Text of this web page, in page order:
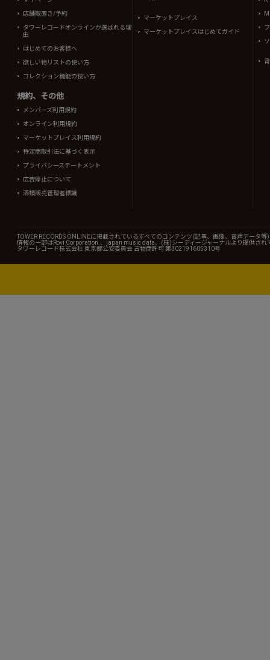
店舗取置き/予約
タワーレコードオンラインが選ばれる理
由
はじめてのお客様へ
欲しい物リストの使い方
コレクション機能の使い方
規約、その他
メンバーズ利用規約
オンライン利用規約
マーケットプレイス利用規約
特定商取引法に基づく表示
プライバシーステートメント
広告停止について
酒類販売管理者標識
マーケットプレイス
マーケットプレイスはじめてガイド
TOWER RECORDS ONLINEに掲載されているすべてのコンテンツ(記事、画像、音声データ
情報の一部はRovi Corporation.、japan music data、(株)シーディージャーナルより提供され
タワーレコード株式会社 東京都公安委員会 古物商許可 第302191605310号